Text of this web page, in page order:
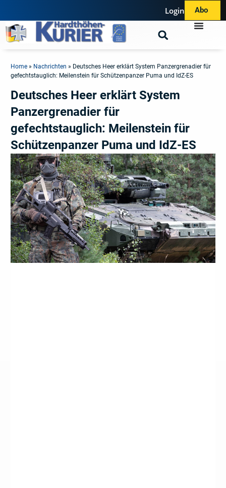
Login Abo
Home » Nachrichten » Deutsches Heer erklärt System Panzergrenadier für
gefechtstauglich: Meilenstein für Schützenpanzer Puma und IdZ-ES
Deutsches Heer erklärt System
Panzergrenadier für
gefechtstauglich: Meilenstein für
Schützenpanzer Puma und IdZ-ES